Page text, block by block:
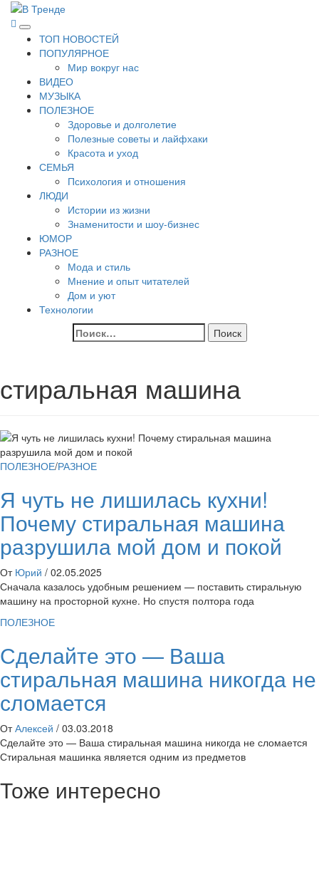
Перейти
содержимому
В Тренде
Самые свежие новости интернета
Основное
меню
ТОП НОВОСТЕЙ
ПОПУЛЯРНОЕ
Мир вокруг нас
ВИДЕО
МУЗЫКА
ПОЛЕЗНОЕ
Здоровье и долголетие
Полезные советы и лайфхаки
Красота и уход
СЕМЬЯ
Психология и отношения
ЛЮДИ
Истории из жизни
Знаменитости и шоу-бизнес
ЮМОР
РАЗНОЕ
Мода и стиль
Мнение и опыт читателей
Дом и уют
Технологии
Найти:
стиральная машина
ПОЛЕЗНОЕ/РАЗНОЕ
Я чуть не лишилась кухни!
Почему стиральная машина
разрушила мой дом и покой
От Юрий / 02.05.2025
Сначала казалось удобным решением — поставить стиральную
машину на просторной кухне. Но спустя полтора года
ПОЛЕЗНОЕ
Сделайте это — Ваша
стиральная машина никогда не
сломается
От Алексей / 03.03.2018
Сделайте это — Ваша стиральная машина никогда не сломается
Стиральная машинка является одним из предметов
Тоже интересно